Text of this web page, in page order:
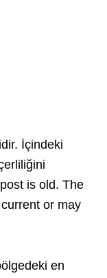
İçindeki
is old. The
or may
en